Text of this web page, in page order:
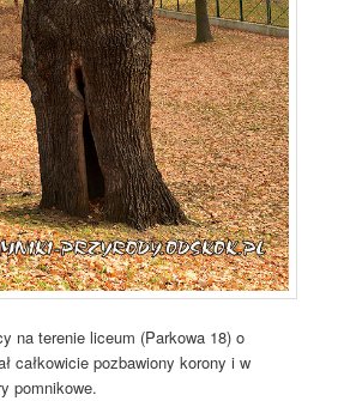
na terenie liceum (Parkowa 18) o
całkowicie pozbawiony korony i w
pomnikowe.